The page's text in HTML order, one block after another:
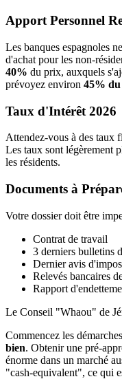
Apport Personnel
Les banques espagnoles
d'achat pour les non-
40% du prix, auxquels
prévoyez environ 45%
Taux d'Intérêt 2026
Attendez-vous à des taux
Les taux sont légèrement
les résidents.
Documents à
Votre dossier doit être
Contrat de travail
3 derniers bulletins
Dernier avis
Relevés bancaires
Rapport
Le Conseil "Whaou" de
Commencez les
bien. Obtenir une pré-
énorme dans un marché
"cash-equivalent", ce qui